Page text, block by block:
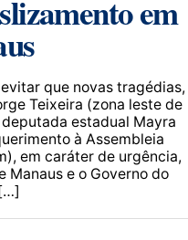
em
que novas tragédias,
Teixeira (zona leste de
estadual Mayra
à Assembleia
em caráter de urgência,
e o Governo do